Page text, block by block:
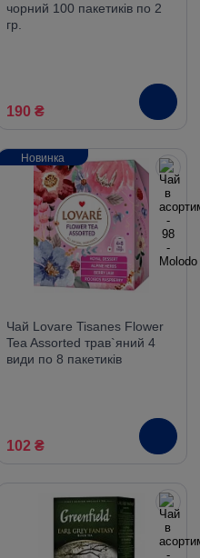
чорний 100 пакетиків по 2
гр.
190 ₴
Чай Lovare Tisanes Flower
Tea Assorted трав`яний 4
види по 8 пакетиків
102 ₴
Новинка